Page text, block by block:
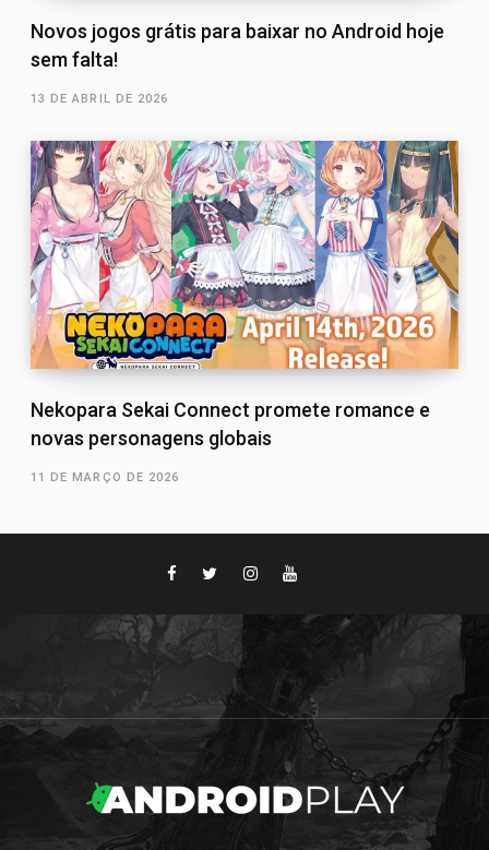
Novos jogos grátis para baixar no Android hoje
sem falta!
13 DE ABRIL DE 2026
Nekopara Sekai Connect promete romance e
novas personagens globais
11 DE MARÇO DE 2026